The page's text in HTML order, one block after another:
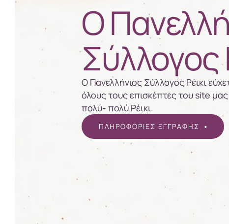
Ο
Σύλλογος
Ο Πανελλήνιος Σύλλογος Ρέικι
όλους τους επισκέπτες του site
πολύ- πολύ Ρέικι.
ΠΛΗΡΟΦΟΡΙΕΣ ΕΓΓΡΑΦΗΣ